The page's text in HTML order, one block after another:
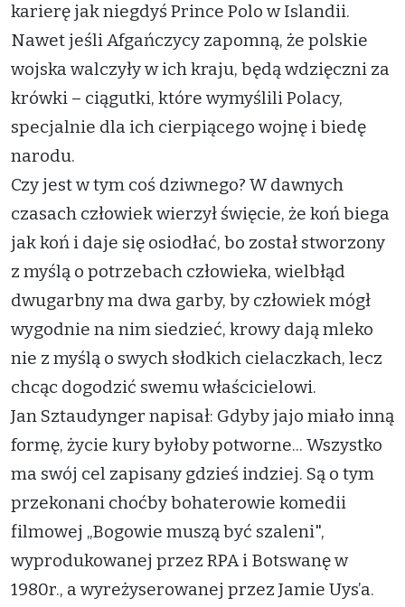
karierę jak niegdyś Prince Polo w Islandii.
Nawet jeśli Afgańczycy zapomną, że polskie
wojska walczyły w ich kraju, będą wdzięczni za
krówki – ciągutki, które wymyślili Polacy,
specjalnie dla ich cierpiącego wojnę i biedę
narodu.
Czy jest w tym coś dziwnego? W dawnych
czasach człowiek wierzył święcie, że koń biega
jak koń i daje się osiodłać, bo został stworzony
z myślą o potrzebach człowieka, wielbłąd
dwugarbny ma dwa garby, by człowiek mógł
wygodnie na nim siedzieć, krowy dają mleko
nie z myślą o swych słodkich cielaczkach, lecz
chcąc dogodzić swemu właścicielowi.
Jan Sztaudynger napisał: Gdyby jajo miało inną
formę, życie kury byłoby potworne... Wszystko
ma swój cel zapisany gdzieś indziej. Są o tym
przekonani choćby bohaterowie komedii
filmowej „Bogowie muszą być szaleni",
wyprodukowanej przez RPA i Botswanę w
1980r., a wyreżyserowanej przez Jamie Uys’a.